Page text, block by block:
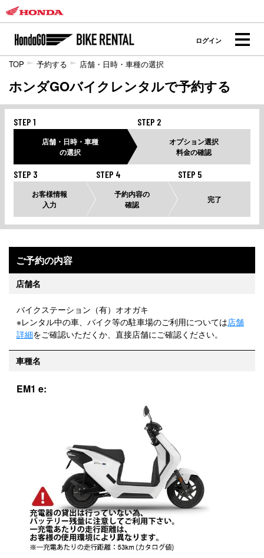
ログイン
TOP 予約する 店舗・日時・車種の選択
ホンダGOバイクレンタルで予約する
STEP 1
店舗・日時・車種
の選択
STEP 2
オプション選択
料金の確認
STEP 3
お客様情報
入力
STEP 4
予約内容の
確認
STEP 5
完了
ご予約の内容
店舗名
バイクステーション（有）オオガキ
※レンタル中の車、バイク等の駐車場のご利用については店舗
詳細をご確認いただくか、直接店舗にご確認ください。
車種名
EM1 e: